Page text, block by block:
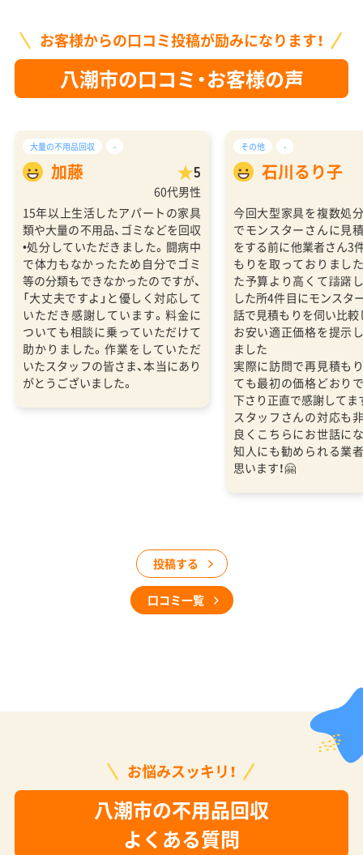
お客様からの口コミ投稿が励みになります！
八潮市の口コミ・お客様の声
大量の不用品回収 -
加藤 5
60代男性
15年以上生活したアパートの家具
類や大量の不用品、ゴミなどを回収
•処分していただきました。闘病中
で体力もなかったため自分でゴミ
等の分類もできなかったのですが、
「大丈夫ですよ」と優しく対応して
いただき感謝しています。料金に
ついても相談に乗っていただけて
助かりました。作業をしていただ
いたスタッフの皆さま、本当にあり
がとうございました。
その他 -
石川るり子
今回大型家具を複数処
でモンスターさんに見
をする前に他業者さん3
もりを取っておりまし
た予算より高くて躊躇
した所4件目にモンスタ
話で見積もりを伺い比
お安い適正価格を提示
ました
実際に訪問で再見積も
ても最初の価格どおり
下さり正直で感謝してま
スタッフさんの対応も
良くこちらにお世話に
知人にも勧められる業
思います！🤗
投稿する
口コミ一覧
お悩みスッキリ！
八潮市の不用品回収
よくある質問